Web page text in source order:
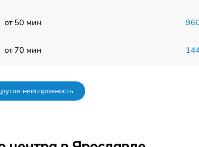
от 50 мин
от 70 мин
неисправность